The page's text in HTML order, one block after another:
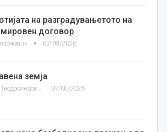
на разградувањетото на
договор
07/08/2026
земја
Златко Теодосиевски 07/08/2026